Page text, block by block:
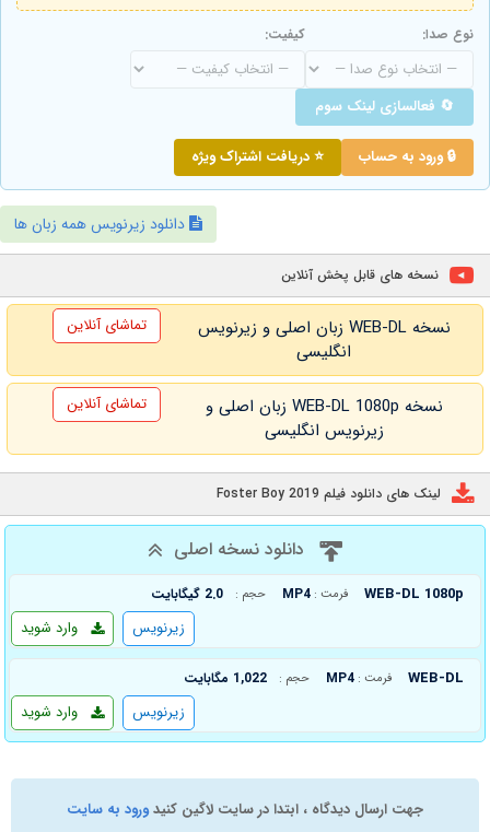
نوع صدا: کیفیت:
🔄 فعالسازی لینک سوم
🔒 ورود به حساب ⭐ دریافت اشتراک ویژه
دانلود زیرنویس همه زبان ها
نسخه های قابل پخش آنلاین
نسخه WEB-DL زبان اصلی و زیرنویس
انگلیسی
تماشای آنلاین
نسخه WEB-DL 1080p زبان اصلی و
زیرنویس انگلیسی
تماشای آنلاین
لینک های دانلود فیلم Foster Boy 2019
دانلود نسخه اصلی
WEB-DL 1080p فرمت : MP4 حجم : 2.0 گیگابایت
وارد شوید زیرنویس
WEB-DL فرمت : MP4 حجم : 1,022 مگابایت
وارد شوید زیرنویس
جهت ارسال دیدگاه ، ابتدا در سایت لاگین کنیدورود به سایت